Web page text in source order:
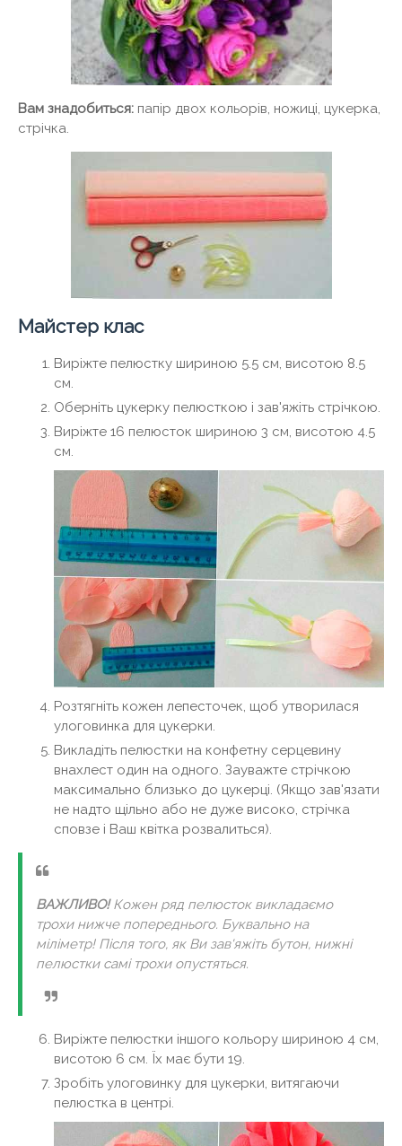
Вам знадобиться: папір двох кольорів, ножиці, цукерка,
стрічка.
Майстер клас
Виріжте пелюстку шириною 5.5 см, висотою 8.5
см.
Оберніть цукерку пелюсткою і зав'яжіть стрічкою.
Виріжте 16 пелюсток шириною 3 см, висотою 4.5
см.
Розтягніть кожен лепесточек, щоб утворилася
улоговинка для цукерки.
Викладіть пелюстки на конфетну серцевину
внахлест один на одного. Зауважте стрічкою
максимально близько до цукерці. (Якщо зав'язати
не надто щільно або не дуже високо, стрічка
сповзе і Ваш квітка розвалиться).
ВАЖЛИВО!Кожен ряд пелюсток викладаємо
трохи нижче попереднього. Буквально на
міліметр! Після того, як Ви зав'яжіть бутон, нижні
пелюстки самі трохи опустяться.
Виріжте пелюстки іншого кольору шириною 4 см,
висотою 6 см. Їх має бути 19.
Зробіть улоговинку для цукерки, витягаючи
пелюстка в центрі.